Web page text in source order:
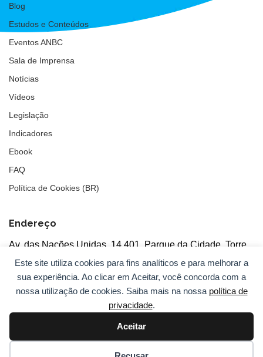
Este site utiliza cookies para fins analíticos e para melhorar a
sua experiência. Ao clicar em Aceitar, você concorda com a
nossa utilização de cookies. Saiba mais na nossa política de
privacidade.
Aceitar
Blog
Estudos e Conteúdos
Eventos ANBC
Sala de Imprensa
Notícias
Vídeos
Legislação
Indicadores
Ebook
FAQ
Política de Cookies (BR)
Endereço
Av. das Nações Unidas, 14.401, Parque da Cidade, Torre
Tarumã
5°andar, salas 502/503, CEP: 04730-090, São Paulo, SP
Todos os direitos reservados.